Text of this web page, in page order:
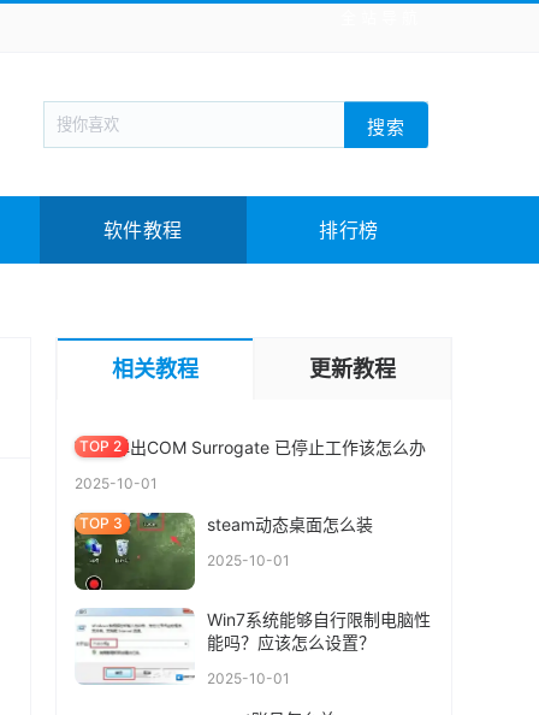
新闻阅读 旅游出行 生活实用
回合网游 战棋游戏 枪战射击
教育教学 游戏娱乐 系统软件 素材下载
搜索
软件教程 排行榜
相关教程 更新教程
MBR GPT分区表区别 |2分钟知道磁盘分区,装系
统MBR还是GPT好
Win7弹出COM Surrogate 已停止工作该怎么办
2025-10-01
steam动态桌面怎么装
2025-10-01
Win7系统能够自行限制电脑性
能吗？应该怎么设置？
2025-10-01